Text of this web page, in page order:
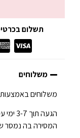
תשלום בכרטיס אשראי
משלוחים
משלוחים באמצעות
המסירה בה נמסר